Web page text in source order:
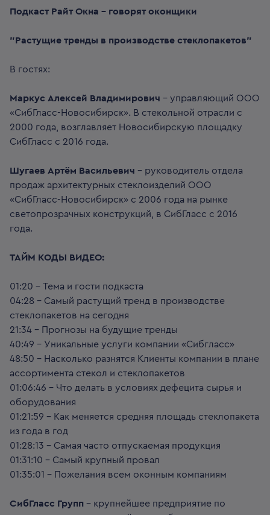
Подкаст Райт Окна - говорят оконщики
"Растущие тренды в производстве стеклопакетов"
В гостях:
Маркус Алексей Владимирович – управляющий ООО
«СибГласс-Новосибирск». В стекольной отрасли с
2000 года, возглавляет Новосибирскую площадку
СибГласс с 2016 года.
Шугаев Артём Васильевич - руководитель отдела
продаж архитектурных стеклоизделий ООО
«СибГласс-Новосибирск» с 2006 года на рынке
светопрозрачных конструкций, в СибГласс с 2016
года.
ТАЙМ КОДЫ ВИДЕО:
01:20 – Тема и гости подкаста
04:28 – Самый растущий тренд в производстве
стеклопакетов на сегодня
21:34 – Прогнозы на будущие тренды
40:49 – Уникальные услуги компании «Сибгласс»
48:50 – Насколько разнятся Клиенты компании в плане
ассортимента стекол и стеклопакетов
01:06:46 – Что делать в условиях дефецита сырья и
оборудования
01:21:59 – Как меняется средняя площадь стеклопакета
из года в год
01:28:13 – Самая часто отпускаемая продукция
01:31:10 – Самый крупный провал
01:35:01 – Пожелания всем оконным компаниям
СибГласс Групп – крупнейшее предприятие по